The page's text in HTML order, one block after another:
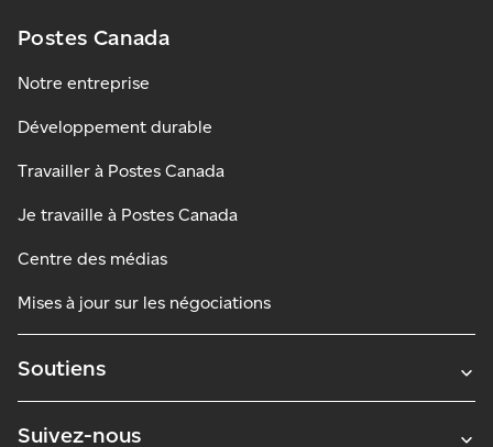
Postes Canada
Notre entreprise
Développement durable
Travailler à Postes Canada
Je travaille à Postes Canada
Centre des médias
Mises à jour sur les négociations
Soutiens
Suivez-nous